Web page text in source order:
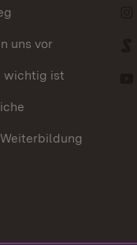
uns vor
wichtig ist